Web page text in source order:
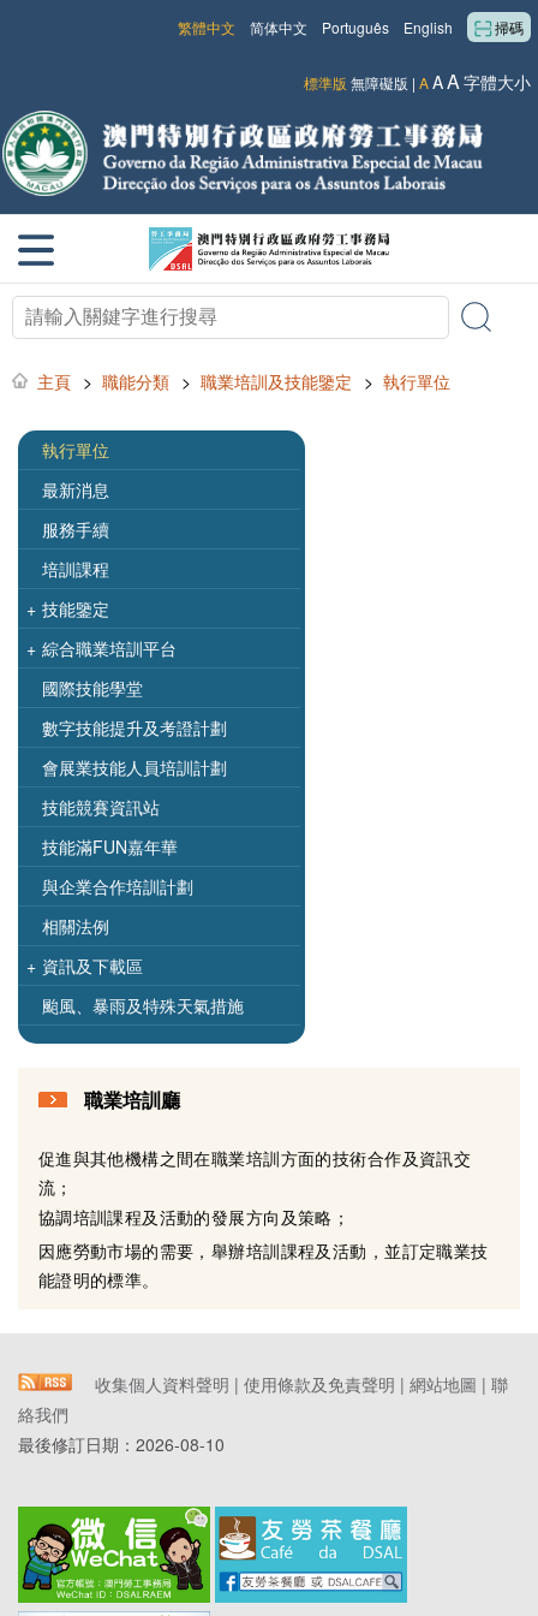
掃碼
English
Português
简体中文
繁體中文
標準版 無障礙版 | AAA字體大小
主頁 > 職能分類 > 職業培訓及技能鑒定 > 執行單位
執行單位
最新消息
服務手續
培訓課程
+ 技能鑒定
+ 綜合職業培訓平台
國際技能學堂
數字技能提升及考證計劃
會展業技能人員培訓計劃
技能競賽資訊站
技能滿FUN嘉年華
與企業合作培訓計劃
相關法例
+ 資訊及下載區
颱風、暴雨及特殊天氣措施
職業培訓廳
促進與其他機構之間在職業培訓方面的技術合作及資訊交
流；
協調培訓課程及活動的發展方向及策略；
因應勞動市場的需要，舉辦培訓課程及活動，並訂定職業技
能證明的標準。
收集個人資料聲明 | 使用條款及免責聲明 | 網站地圖 | 聯
絡我們
最後修訂日期： 2026-08-10